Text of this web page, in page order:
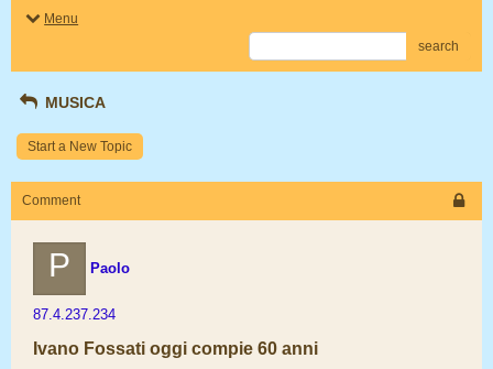
Menu
search
MUSICA
Start a New Topic
Comment
P Paolo
87.4.237.234
Ivano Fossati oggi compie 60 anni